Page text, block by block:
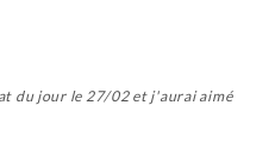
du jour le 27/02 et j'aurai aimé